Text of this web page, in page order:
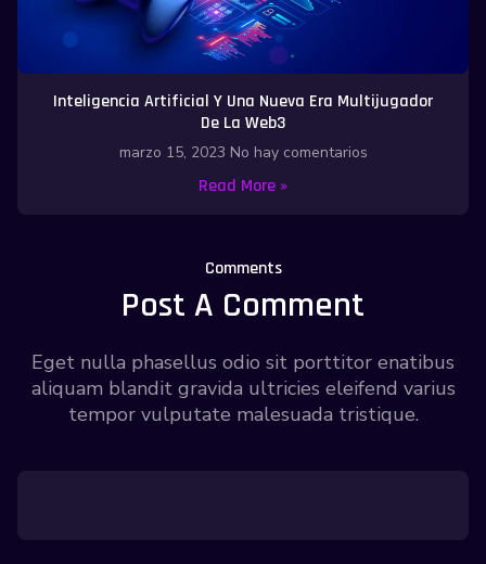
Inteligencia Artificial Y Una Nueva Era Multijugador
De La Web3
marzo 15, 2023 No hay comentarios
Read More »
Comments
Post A Comment
Eget nulla phasellus odio sit porttitor enatibus
aliquam blandit gravida ultricies eleifend varius
tempor vulputate malesuada tristique.